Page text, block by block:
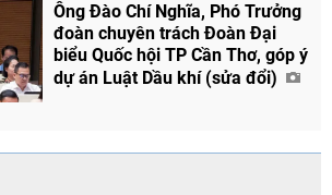
Ông Đào Chí Nghĩa, Phó Trưởng
đoàn chuyên trách Đoàn Đại
biểu Quốc hội TP Cần Thơ, góp ý
dự án Luật Dầu khí (sửa đổi)